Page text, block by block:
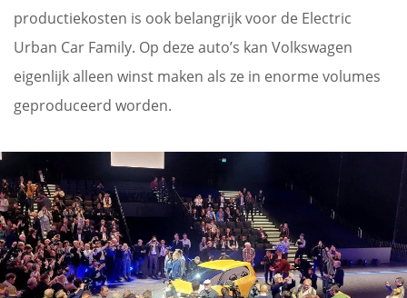
productiekosten is ook belangrijk voor de Electric
Urban Car Family. Op deze auto’s kan Volkswagen
eigenlijk alleen winst maken als ze in enorme volumes
geproduceerd worden.